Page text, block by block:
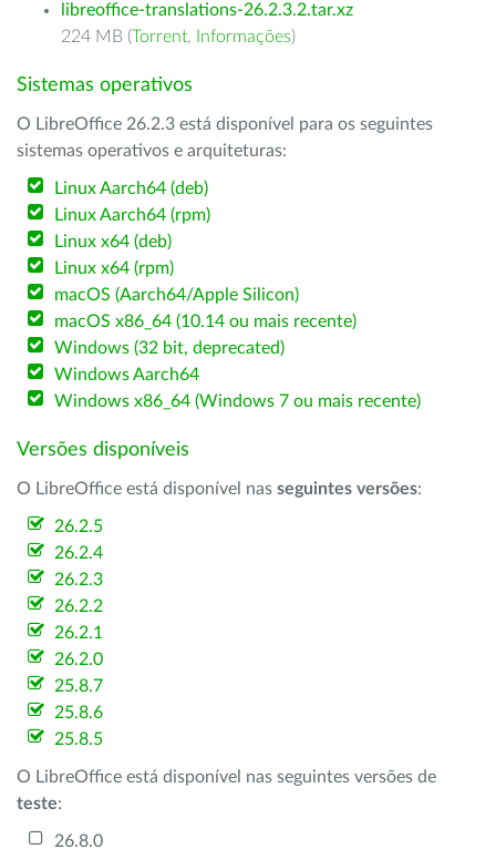
libreoffice-translations-26.2.3.2.tar.xz
224 MB (Torrent, Informações)
Sistemas operativos
O LibreOffice 26.2.3 está disponível para os seguintes
sistemas operativos e arquiteturas:
Linux Aarch64 (deb)
Linux Aarch64 (rpm)
Linux x64 (deb)
Linux x64 (rpm)
macOS (Aarch64/Apple Silicon)
macOS x86_64 (10.14 ou mais recente)
Windows (32 bit, deprecated)
Windows Aarch64
Windows x86_64 (Windows 7 ou mais recente)
Versões disponíveis
O LibreOffice está disponível nas seguintes versões:
26.2.5
26.2.4
26.2.3
26.2.2
26.2.1
26.2.0
25.8.7
25.8.6
25.8.5
O LibreOffice está disponível nas seguintes versões de
teste:
26.8.0